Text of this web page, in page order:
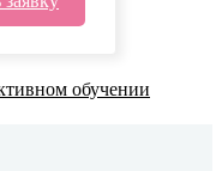
обучении